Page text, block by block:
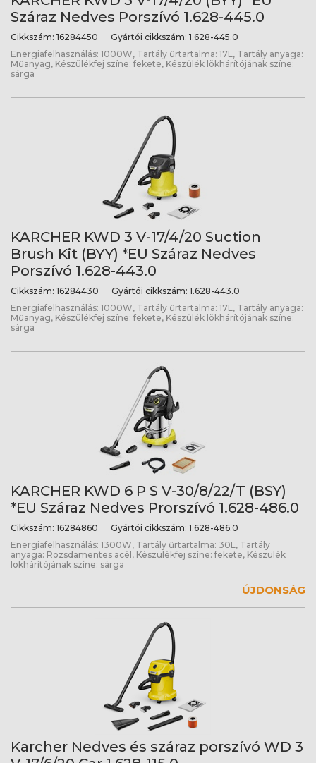
Száraz Nedves Porszívó 1.628-445.0
Cikkszám: 16284450 Gyártói cikkszám: 1.628-445.0
Energiafelhasználás: 1000W, Tartály űrtartalma: 17L, Tartály anyaga:
Műanyag, Készülékfej színe: fekete, Készülék lökhárítójának színe:
sárga
KARCHER KWD 3 V-17/4/20 Suction
Brush Kit (BYY) *EU Száraz Nedves
Porszívó 1.628-443.0
Cikkszám: 16284430 Gyártói cikkszám: 1.628-443.0
Energiafelhasználás: 1000W, Tartály űrtartalma: 17L, Tartály anyaga:
Műanyag, Készülékfej színe: fekete, Készülék lökhárítójának színe:
sárga
KARCHER KWD 6 P S V-30/8/22/T (BSY)
*EU Száraz Nedves Prorszívó 1.628-486.0
Cikkszám: 16284860 Gyártói cikkszám: 1.628-486.0
Energiafelhasználás: 1300W, Tartály űrtartalma: 30L, Tartály
anyaga: Rozsdamentes acél, Készülékfej színe: fekete, Készülék
lökhárítójának színe: sárga
ÚJDONSÁG
Karcher Nedves és száraz porszívó WD 3